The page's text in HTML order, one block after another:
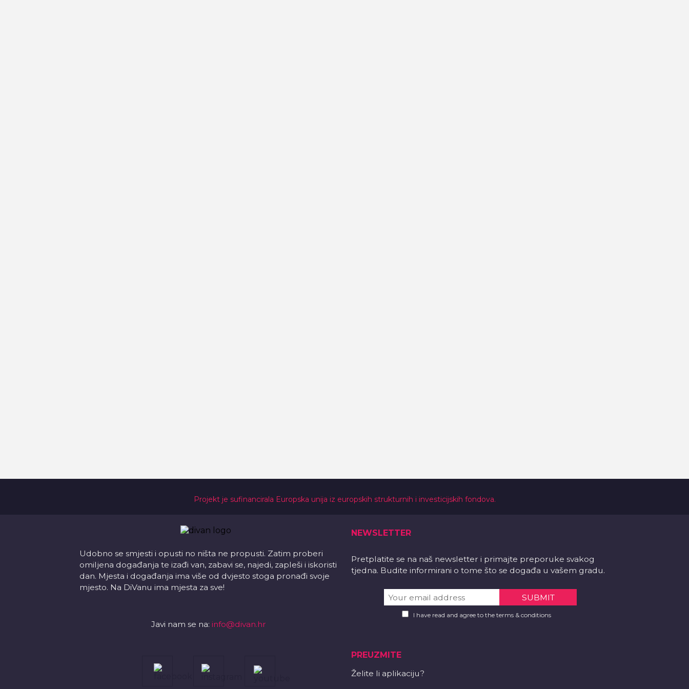
Projekt je sufinancirala Europska unija iz europskih strukturnih i investicijskih fondova.
Udobno se smjesti i opusti no ništa ne propusti. Zatim proberi
omiljena događanja te izađi van, zabavi se, najedi, zapleši i iskoristi
dan. Mjesta i događanja ima više od dvjesto stoga pronađi svoje
mjesto. Na DiVanu ima mjesta za sve!
Javi nam se na: info@divan.hr
NEWSLETTER
Pretplatite se na naš newsletter i primajte preporuke svakog
tjedna. Budite informirani o tome što se događa u vašem gradu.
I have read and agree to the terms & conditions
PREUZMITE
Želite li aplikaciju?